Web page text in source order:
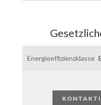
Energieeffizienzklasse